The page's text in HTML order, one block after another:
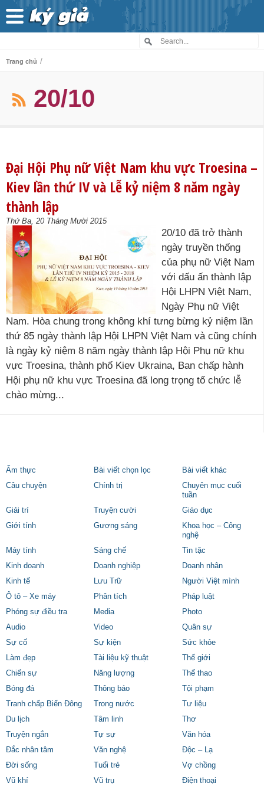
Trang chủ /
20/10
Đại Hội Phụ nữ Việt Nam khu vực Troesina –
Kiev lần thứ IV và Lễ kỷ niệm 8 năm ngày
thành lập
Thứ Ba, 20 Tháng Mười 2015
20/10 đã trở thành
ngày truyền thống
của phụ nữ Việt Nam
với dấu ấn thành lập
Hội LHPN Việt Nam,
Ngày Phụ nữ Việt
Nam. Hòa chung trong không khí tưng bừng kỷ niệm lần
thứ 85 ngày thành lập Hội LHPN Việt Nam và cũng chính
là ngày kỷ niệm 8 năm ngày thành lập Hội Phụ nữ khu
vực Troesina, thành phố Kiev Ukraina, Ban chấp hành
Hội phụ nữ khu vực Troesina đã long trọng tổ chức lễ
chào mừng...
Ẩm thực Bài viết chọn lọc
Bài viết khác
Câu chuyện
Chính trị
Chuyên mục cuối
tuần
Giải trí
Truyện cười
Giáo dục
Giới tính
Gương sáng
Khoa học – Công
nghệ
Máy tính
Sáng chế
Tin tặc
Kinh doanh
Doanh nghiệp
Doanh nhân
Kinh tế
Lưu Trữ
Người Việt mình
Ô tô – Xe máy
Phân tích
Pháp luật
Phóng sự điều tra
Media
Photo
Audio
Video
Quân sự
Sự cố
Sự kiện
Sức khỏe
Làm đẹp
Tài liệu kỹ thuật
Thế giới
Chiến sự
Năng lượng
Thể thao
Bóng đá
Thông báo
Tội phạm
Tranh chấp Biển Đông
Trong nước
Tư liệu
Du lịch
Tâm linh
Thơ
Truyện ngắn
Tự sự
Văn hóa
Đắc nhân tâm
Văn nghệ
Độc – Lạ
Đời sống
Tuổi trẻ
Vợ chồng
Vũ khí
Vũ trụ Điện thoại